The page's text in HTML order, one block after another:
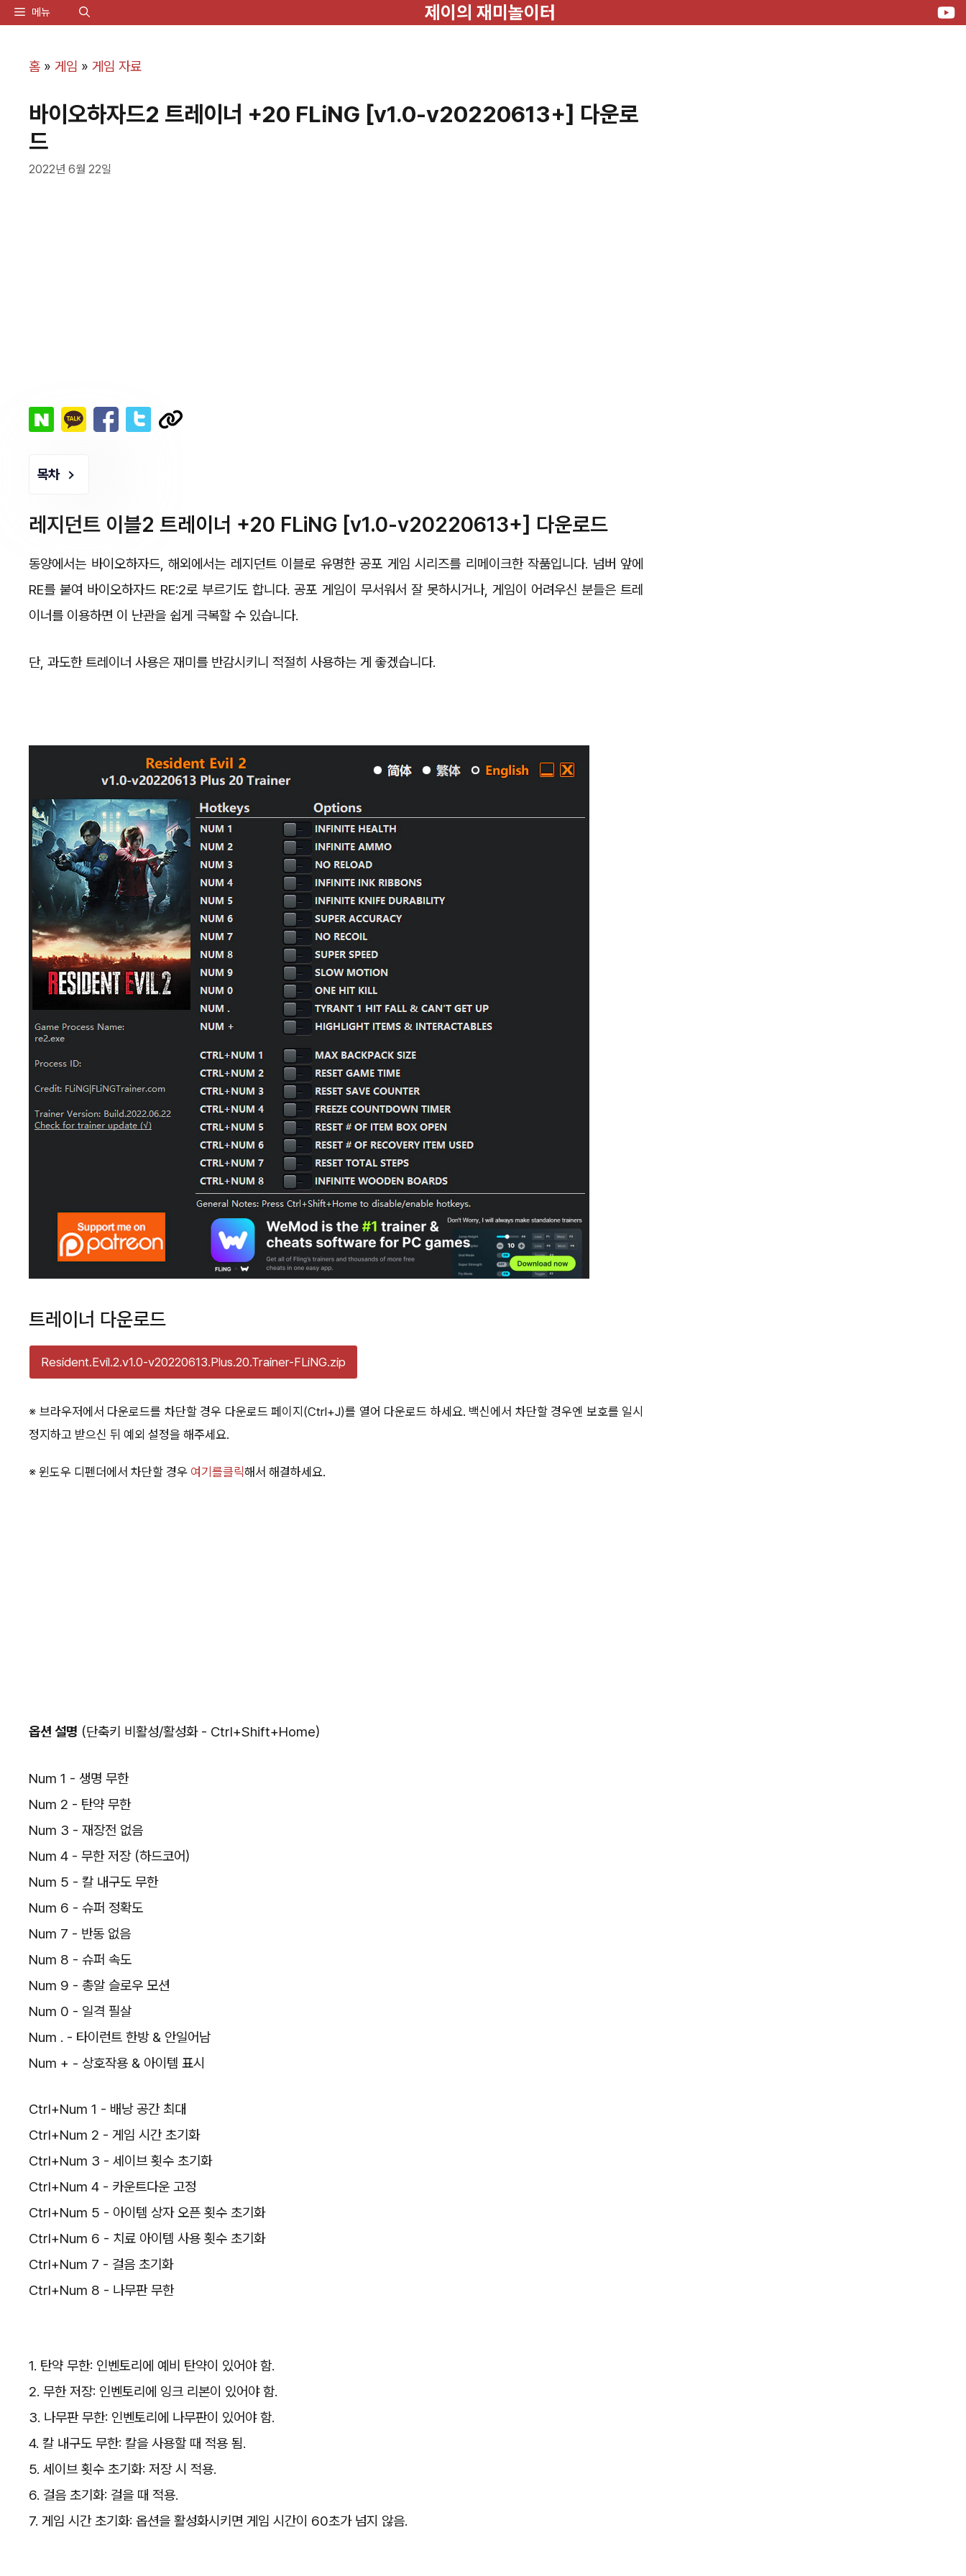
제이의 재미놀이터
메뉴
홈 » 게임 » 게임 자료
바이오하자드2 트레이너 +20 FLiNG [v1.0-v20220613+] 다운로
드
2022년 6월 22일
목차
레지던트 이블2 트레이너 +20 FLiNG [v1.0-v20220613+] 다운로드
동양에서는 바이오하자드, 해외에서는 레지던트 이블로 유명한 공포 게임 시리즈를 리메이크한 작품입니다. 넘버 앞에
RE를 붙여 바이오하자드 RE:2로 부르기도 합니다. 공포 게임이 무서워서 잘 못하시거나, 게임이 어려우신 분들은 트레
이너를 이용하면 이 난관을 쉽게 극복할 수 있습니다.
단, 과도한 트레이너 사용은 재미를 반감시키니 적절히 사용하는 게 좋겠습니다.
트레이너 다운로드
Resident.Evil.2.v1.0-v20220613.Plus.20.Trainer-FLiNG.zip
※ 브라우저에서 다운로드를 차단할 경우 다운로드 페이지(Ctrl+J)를 열어 다운로드 하세요. 백신에서 차단할 경우엔 보호를 일시
정지하고 받으신 뒤 예외 설정을 해주세요.
※ 윈도우 디펜더에서 차단할 경우 여기를클릭해서 해결하세요.
옵션 설명 (단축키 비활성/활성화 - Ctrl+Shift+Home)
Num 1 - 생명 무한
Num 2 - 탄약 무한
Num 3 - 재장전 없음
Num 4 - 무한 저장 (하드코어)
Num 5 - 칼 내구도 무한
Num 6 - 슈퍼 정확도
Num 7 - 반동 없음
Num 8 - 슈퍼 속도
Num 9 - 총알 슬로우 모션
Num 0 - 일격 필살
Num . - 타이런트 한방 & 안일어남
Num + - 상호작용 & 아이템 표시
Ctrl+Num 1 - 배낭 공간 최대
Ctrl+Num 2 - 게임 시간 초기화
Ctrl+Num 3 - 세이브 횟수 초기화
Ctrl+Num 4 - 카운트다운 고정
Ctrl+Num 5 - 아이템 상자 오픈 횟수 초기화
Ctrl+Num 6 - 치료 아이템 사용 횟수 초기화
Ctrl+Num 7 - 걸음 초기화
Ctrl+Num 8 - 나무판 무한
1. 탄약 무한: 인벤토리에 예비 탄약이 있어야 함.
2. 무한 저장: 인벤토리에 잉크 리본이 있어야 함.
3. 나무판 무한: 인벤토리에 나무판이 있어야 함.
4. 칼 내구도 무한: 칼을 사용할 때 적용 됨.
5. 세이브 횟수 초기화: 저장 시 적용.
6. 걸음 초기화: 걸을 때 적용.
7. 게임 시간 초기화: 옵션을 활성화시키면 게임 시간이 60초가 넘지 않음.